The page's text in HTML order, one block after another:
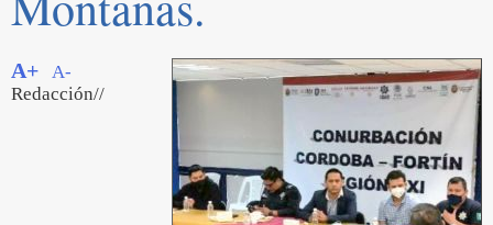
A+
A-
Redacción//